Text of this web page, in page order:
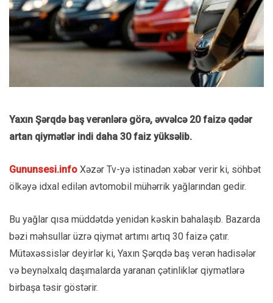
Yaxın Şərqdə baş verənlərə görə, əvvəlcə 20 faizə qədər
artan qiymətlər indi daha 30 faiz yüksəlib.
Gununsesi.info Xəzər Tv-yə istinadən xəbər verir ki, söhbət
ölkəyə idxal edilən avtomobil mühərrik yağlarından gedir.
Bu yağlar qısa müddətdə yenidən kəskin bahalaşıb. Bazarda
bəzi məhsullar üzrə qiymət artımı artıq 30 faizə çatır.
Mütəxəssislər deyirlər ki, Yaxın Şərqdə baş verən hadisələr
və beynəlxalq daşımalarda yaranan çətinliklər qiymətlərə
birbaşa təsir göstərir.